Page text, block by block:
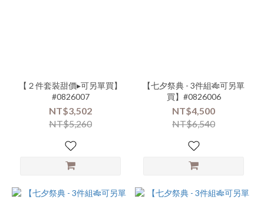
【２件套裝甜價▸可另單買】
#0826007
NT$3,502
NT$5,260
【七夕祭典 - 3件組🎋可另單
買】#0826006
NT$4,500
NT$6,540